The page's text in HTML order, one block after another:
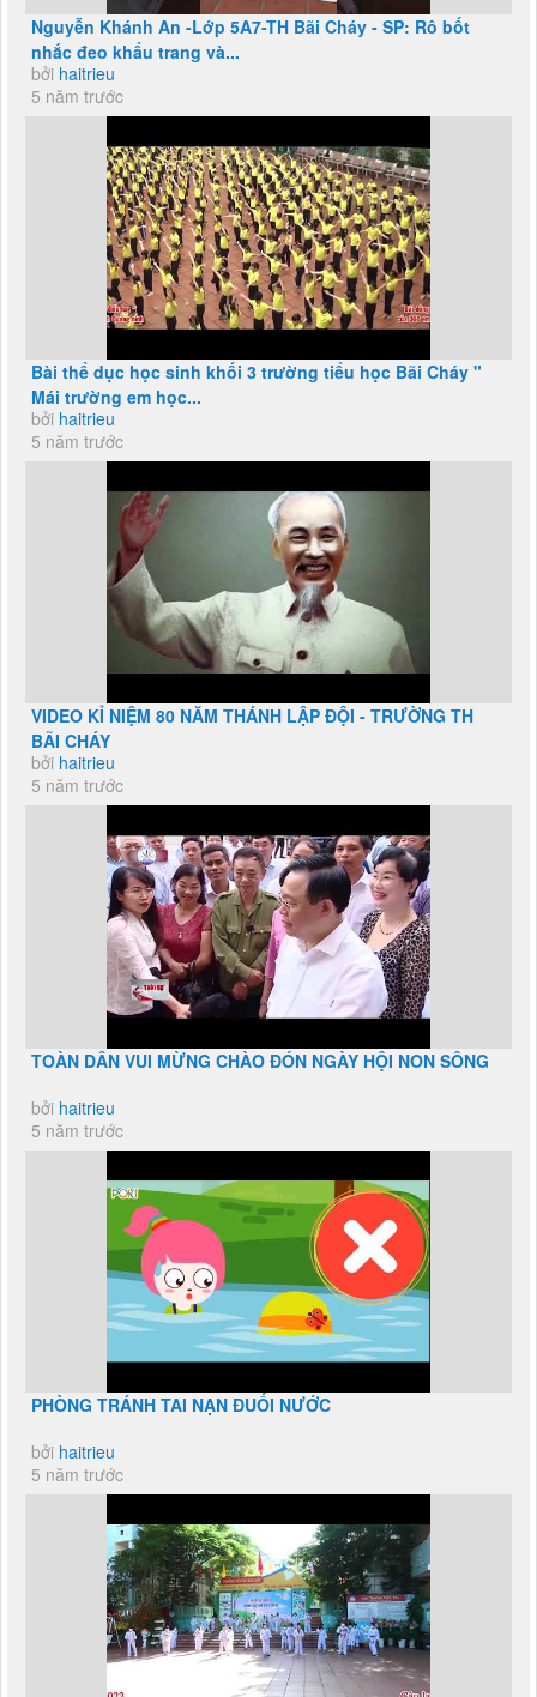
Nguyễn Khánh An -Lớp 5A7-TH Bãi Cháy - SP: Rô bốt
nhắc đeo khẩu trang và...
bởi haitrieu
5 năm trước
Bài thể dục học sinh khối 3 trường tiểu học Bãi Cháy "
Mái trường em học...
bởi haitrieu
5 năm trước
VIDEO KỈ NIỆM 80 NĂM THÁNH LẬP ĐỘI - TRƯỜNG TH
BÃI CHÁY
bởi haitrieu
5 năm trước
TOÀN DÂN VUI MỪNG CHÀO ĐÓN NGÀY HỘI NON SÔNG
bởi haitrieu
5 năm trước
PHÒNG TRÁNH TAI NẠN ĐUỐI NƯỚC
bởi haitrieu
5 năm trước